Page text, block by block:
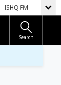
ISHQ FM
Search